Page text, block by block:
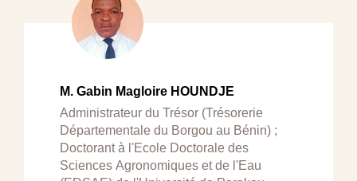
M. Gabin Magloire HOUNDJE
Administrateur du Trésor (Trésorerie
Départementale du Borgou au Bénin) ;
Doctorant à l'Ecole Doctorale des
Sciences Agronomiques et de l'Eau